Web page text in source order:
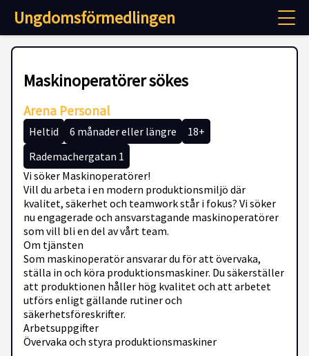
Ungdomsförmedlingen
Maskinoperatörer sökes
Arena Personal
Heltid 6 månader eller längre
18+
Rademachergatan 1
Vi söker Maskinoperatörer!
Vill du arbeta i en modern produktionsmiljö där
kvalitet, säkerhet och teamwork står i fokus? Vi söker
nu engagerade och ansvarstagande maskinoperatörer
som vill bli en del av vårt team.
Om tjänsten
Som maskinoperatör ansvarar du för att övervaka,
ställa in och köra produktionsmaskiner. Du säkerställer
att produktionen håller hög kvalitet och att arbetet
utförs enligt gällande rutiner och
säkerhetsföreskrifter.
Arbetsuppgifter
Övervaka och styra produktionsmaskiner